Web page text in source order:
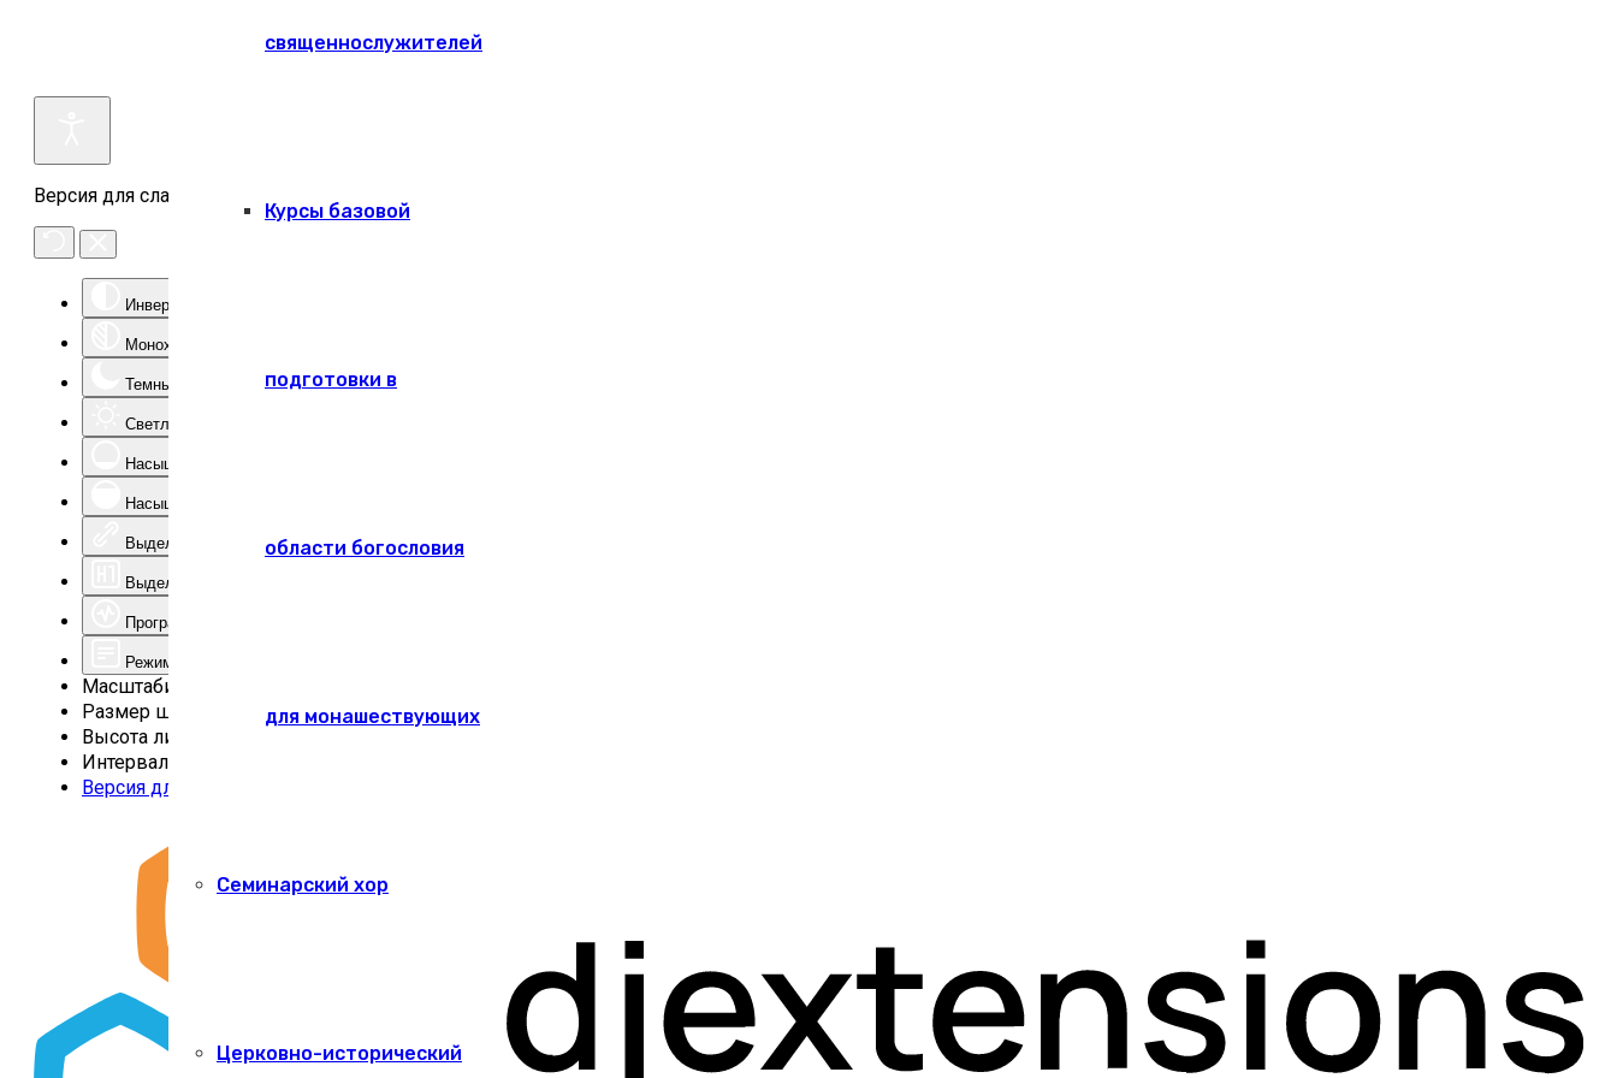
Версия для слабовидящих
Инверсия цвета
Монохром
Темный контраст
Светлый контраст
Насыщенность -
Насыщенность +
Выделить ссылки
Выделить заголовки
Программа для чтения с экрана
Режим чтения
Масштабирование
Размер шрифта
%
Высота линии
Интервал
Версия для слабовидящих
священнослужителей
Курсы базовой
подготовки в
области богословия
для монашествующих
Семинарский хор
Церковно-исторический